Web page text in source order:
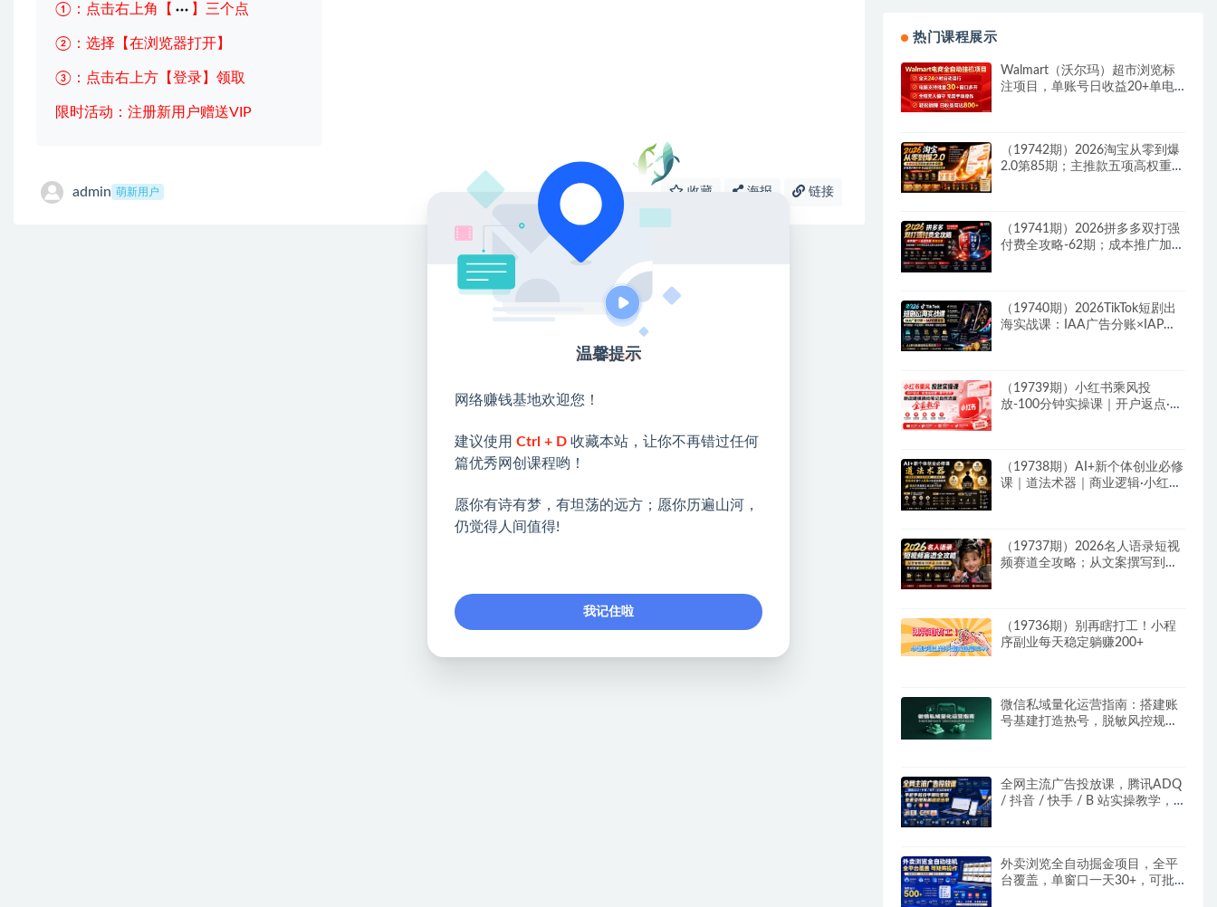
①：点击右上角【 】三个点
②：选择【在浏览器打开】
③：点击右上方【登录】领取
限时活动：注册新用户赠送VIP
admin 萌新用户 收藏 海报 链接
热门课程展示
Walmart（沃尔玛）超市浏览标
注项目，单账号日收益20+单电
（19742期）2026淘宝从零到爆
2.0第85期；主推款五项高权重初
（19741期）2026拼多多双打强
付费全攻略-62期；成本推广加托
（19740期）2026TikTok短剧出
海实战课：IAA广告分账×IAP付
（19739期）小红书乘风投
放-100分钟实操课｜开户返点·标
（19738期）AI+新个体创业必修
课｜道法术器｜商业逻辑·小红书
（19737期）2026名人语录短视
频赛道全攻略；从文案撰写到声
（19736期）别再瞎打工！小程
序副业每天稳定躺赚200+
微信私域量化运营指南：搭建账
号基建打造热号，脱敏风控规避
全网主流广告投放课，腾讯ADQ
/ 抖音 / 快手 / B 站实操教学，
外卖浏览全自动掘金项目，全平
台覆盖，单窗口一天30+，可批
温馨提示
网络赚钱基地欢迎您！
建议使用 Ctrl + D 收藏本站，让你不再错过任何
篇优秀网创课程哟！
愿你有诗有梦，有坦荡的远方；愿你历遍山河，
仍觉得人间值得!
我记住啦